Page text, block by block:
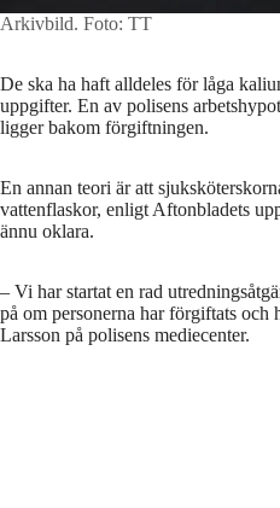
Arkivbild. Foto: TT
De ska ha haft alldeles för låga
uppgifter. En av polisens
ligger bakom förgiftningen.
En annan teori är att
vattenflaskor, enligt Aftonbladets
ännu oklara.
– Vi har startat en rad
på om personerna har förgiftats och
Larsson på polisens mediecenter.